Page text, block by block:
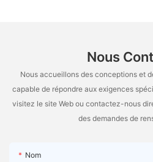
Nous
Nous accueillons des conceptions et
capable de répondre aux exigences
visitez le site Web ou contactez-nous
des demandes de
Nom